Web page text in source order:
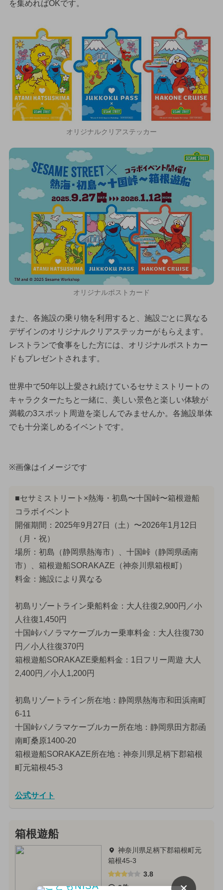
を集めればOKです。
オリジナルクリアステッカー
オリジナルポストカード
また、各施設の乗り物を利用すると、施設ごとに異なる
デザインのオリジナルクリアステッカーがもらえます。
レストランで食事をした方には、オリジナルポストカー
ドもプレゼントされます。
世界中で50年以上愛され続けているセサミストリートの
キャラクターたちと一緒に、美しい景色と楽しい体験が
満載の3スポット周遊を楽しんでみませんか。各施設単体
でも十分楽しめるイベントです。
※画像はイメージです
■セサミストリート×熱海・初島〜十国峠〜箱根遊船
コラボイベント
開催期間：2025年9月27日（土）〜2026年1月12日
（月・祝）
場所：初島（静岡県熱海市）、十国峠（静岡県函南
市）、箱根遊船SORAKAZE（神奈川県箱根町）
料金：施設により異なる
初島リゾートライン乗船料金：大人往復2,900円／小
人往復1,450円
十国峠パノラマケーブルカー乗車料金：大人往復730
円／小人往復370円
箱根遊船SORAKAZE乗船料金：1日フリー周遊 大人
2,400円／小人1,200円
初島リゾートライン所在地：静岡県熱海市和田浜南町
6-11
十国峠パノラマケーブルカー所在地：静岡県田方郡函
南町桑原1400-20
箱根遊船SORAKAZE所在地：神奈川県足柄下郡箱根
町元箱根45-3
公式サイト
箱根遊船
神奈川県足柄下郡箱根町元
箱根45-3
3.8
2件